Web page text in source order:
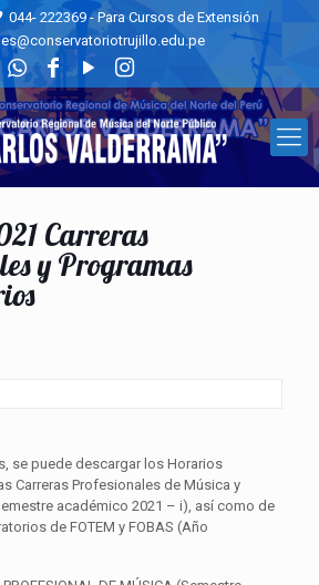
044- 222369 - Para Cursos de Extensión
Carreras
y Programas
se puede descargar los Horarios
Carreras Profesionales de Música y
académico 2021 – i), así como de
de FOTEM y FOBAS (Año